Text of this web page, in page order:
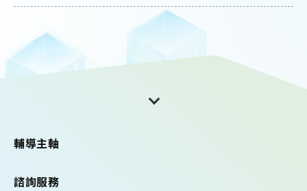
輔導主軸
諮詢服務